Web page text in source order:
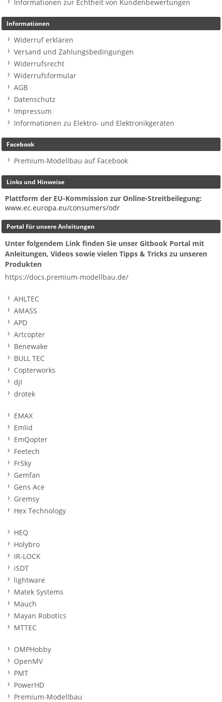
Informationen zur Echtheit von Kundenbewertungen
Informationen
Widerruf erklären
Versand und Zahlungsbedingungen
Widerrufsrecht
Widerrufsformular
AGB
Datenschutz
Impressum
Informationen zu Elektro- und Elektronikgeräten
Facebook
Premium-Modellbau auf Facebook
Links und Hinweise
Plattform der EU-Kommission zur Online-Streitbeilegung:
www.ec.europa.eu/consumers/odr
Portal für unsere Anleitungen
Unter folgendem Link finden Sie unser Gitbook Portal mit
Anleitungen, Videos sowie vielen Tipps & Tricks zu unseren
Produkten
https://docs.premium-modellbau.de/
AHLTEC
AMASS
APD
Artcopter
Benewake
BULL TEC
Copterworks
djI
drotek
EMAX
Emlid
EmQopter
Feetech
FrSky
Gemfan
Gens Ace
Gremsy
Hex Technology
HEQ
Holybro
IR-LOCK
iSDT
lightware
Matek Systems
Mauch
Mayan Robotics
MTTEC
OMPHobby
OpenMV
PMT
PowerHD
Premium-Modellbau